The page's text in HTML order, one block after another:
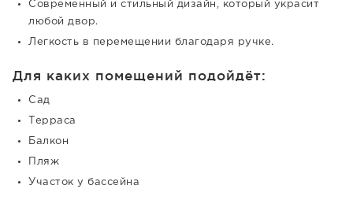
Современный и стильный дизайн, который украсит
любой двор.
Легкость в перемещении благодаря ручке.
Для каких помещений подойдёт:
Сад
Терраса
Балкон
Пляж
Участок у бассейна